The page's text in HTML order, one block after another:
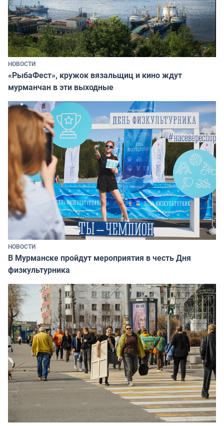
НОВОСТИ
«РыбаФест», кружок вязальщиц и кино ждут
мурманчан в эти выходные
НОВОСТИ
В Мурманске пройдут мероприятия в честь Дня
физкультурника